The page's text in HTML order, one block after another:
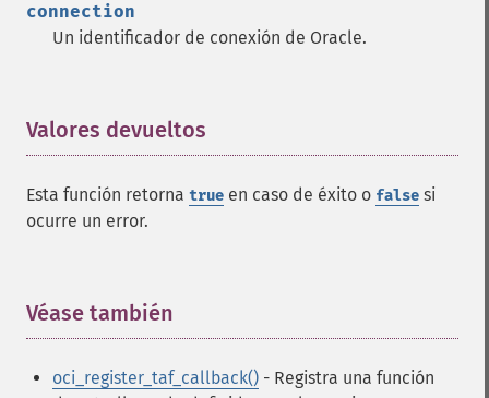
connection
Un identificador de conexión de Oracle.
Valores devueltos
Esta función retorna true en caso de éxito o false si
ocurre un error.
Véase también
oci_register_taf_callback() - Registra una función